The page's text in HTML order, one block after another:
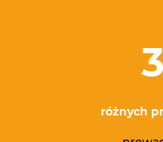
różnych